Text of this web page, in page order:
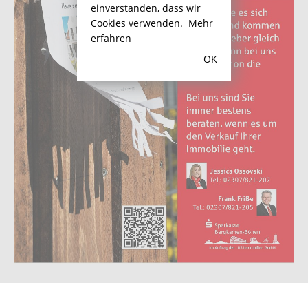
einverstanden, dass wir
Cookies verwenden. Mehr
erfahren
OK